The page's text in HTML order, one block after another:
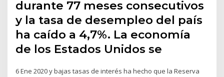
durante 77 meses consecutivos
y la tasa de desempleo del país
ha caído a 4,7%. La economía
de los Estados Unidos se
6 Ene 2020 y bajas tasas de interés ha hecho que la Reserva